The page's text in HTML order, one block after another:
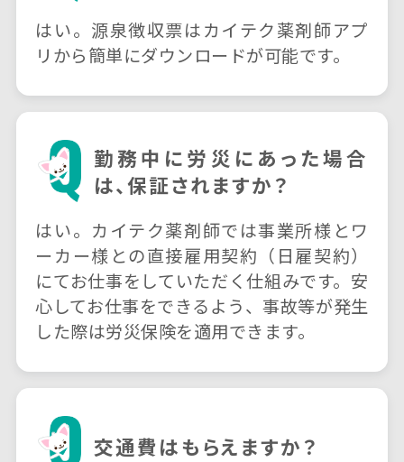
はい。源泉徴収票はカイテク薬剤師アプ
リから簡単にダウンロードが可能です。
勤務中に労災にあった場合
は、保証されますか？
はい。カイテク薬剤師では事業所様とワ
ーカー様との直接雇用契約（日雇契約）
にてお仕事をしていただく仕組みです。安
心してお仕事をできるよう、事故等が発生
した際は労災保険を適用できます。
交通費はもらえますか？